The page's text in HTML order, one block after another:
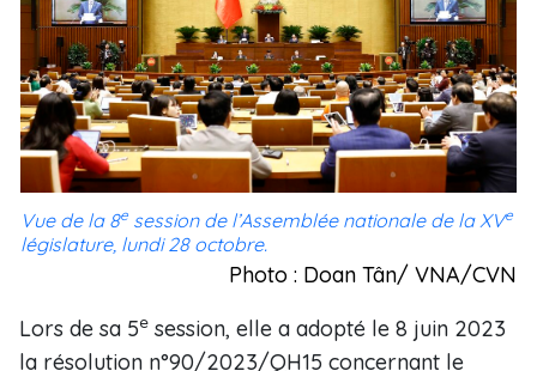
Vue de la 8e session de l’Assemblée nationale de la XVe
législature, lundi 28 octobre.
Photo : Doan Tân/ VNA/CVN
Lors de sa 5e session, elle a adopté le 8 juin 2023
la résolution n°90/2023/QH15 concernant le